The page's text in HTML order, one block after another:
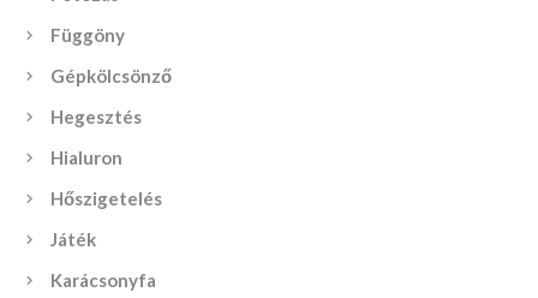
Függöny
Gépkölcsönző
Hegesztés
Hialuron
Hőszigetelés
Játék
Karácsonyfa